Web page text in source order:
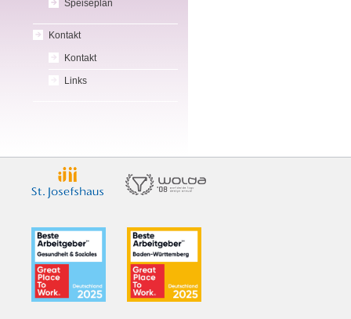
Speiseplan
Kontakt
Kontakt
Links